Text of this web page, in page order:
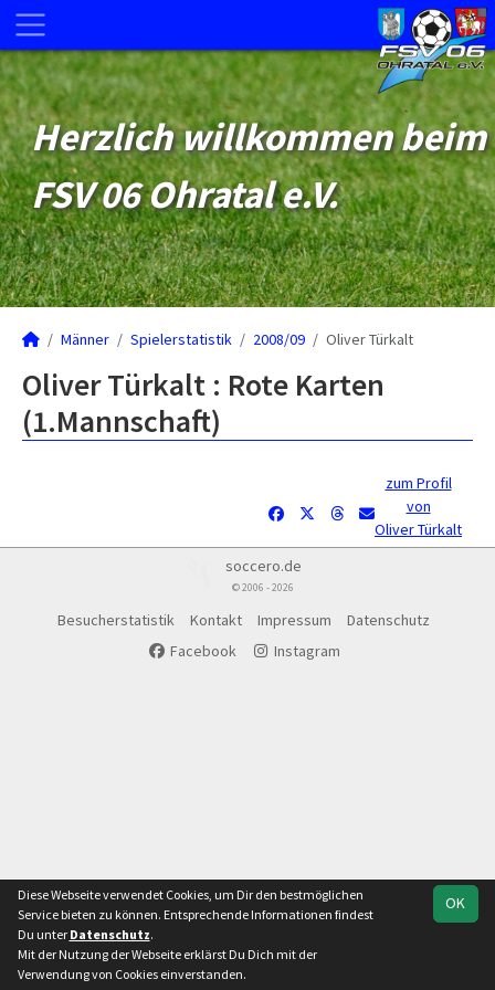
Herzlich willkommen beim
FSV 06 Ohratal e.V.
Männer Spielerstatistik 2008/09 Oliver Türkalt
Oliver Türkalt : Rote Karten
(1.Mannschaft)
zum Profil
von
Oliver Türkalt
soccero.de
© 2006 - 2026
Besucherstatistik Kontakt Impressum
Datenschutz
Facebook
Instagram
OK
Diese Webseite verwendet Cookies, um Dir den bestmöglichen
Service bieten zu können. Entsprechende Informationen findest
Du unter Datenschutz.
Mit der Nutzung der Webseite erklärst Du Dich mit der
Verwendung von Cookies einverstanden.